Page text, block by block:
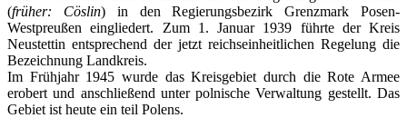
(früher: Cöslin) in den Regierungsbezirk Grenzmark Posen-
Westpreußen eingliedert. Zum 1. Januar 1939 führte der Kreis
Neustettin entsprechend der jetzt reichseinheitlichen Regelung die
Bezeichnung Landkreis.
Im Frühjahr 1945 wurde das Kreisgebiet durch die Rote Armee
erobert und anschließend unter polnische Verwaltung gestellt. Das
Gebiet ist heute ein teil Polens.